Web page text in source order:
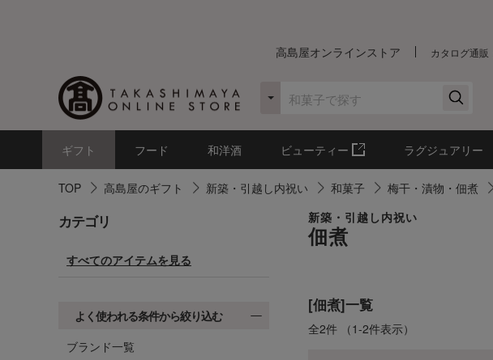
高島屋オンラインストア カタログ通販
ギフト フード 和洋酒 ビューティー ラグジュアリー
TOP 高島屋のギフト 新築・引越し内祝い 和菓子 梅干・漬物・佃煮
カテゴリ
すべてのアイテムを見る
よく使われる条件から絞り込む
ブランド一覧
新築・引越し内祝い
佃煮
[佃煮]一覧
全2件 （1-2件表示）